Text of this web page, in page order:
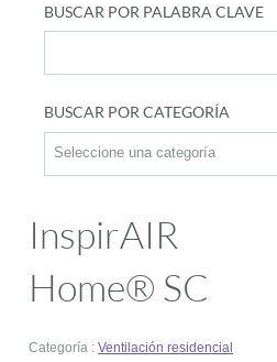
BUSCAR POR PALABRA CLAVE
BUSCAR POR CATEGORÍA
Seleccione una categoría
InspirAIR
Home® SC
Categoría : Ventilación residencial